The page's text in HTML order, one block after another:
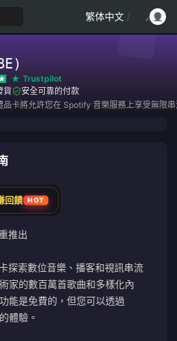
繁体中文 /
Trustpilot
貨
安全可靠的付款
卡將允許您在 Spotify 音樂服務上享受無限
回饋 HOT
推出
探索數位音樂、播客和視訊串流
家的數百萬首歌曲和多樣化內
能是免費的，但您可以透過
體驗。